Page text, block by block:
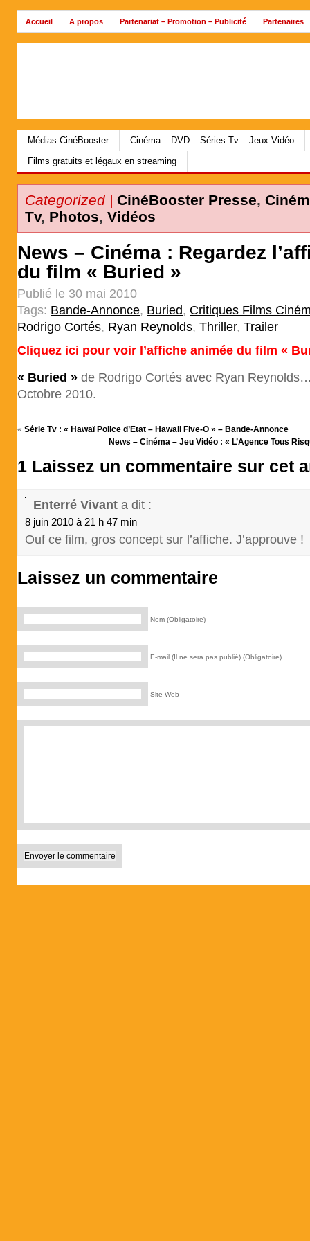
Accueil A propos Partenariat – Promotion – Publicité Partenaires
Médias CinéBooster
Cinéma – DVD – Séries Tv – Jeux Vidéo
Films gratuits et légaux en streaming
Categorized | CinéBooster Presse,
Tv, Photos, Vidéos
News – Cinéma : Regardez
du film « Buried »
Publié le 30 mai 2010
Tags: Bande-Annonce, Buried, Critiques Films
Rodrigo Cortés, Ryan Reynolds, Thriller, Trailer
Cliquez ici pour voir l’affiche animée du film «
« Buried » de Rodrigo Cortés avec Ryan
Octobre 2010.
« Série Tv : « Hawaï Police d’Etat – Hawaii Five-O » – Bande-Annonce
News – Cinéma – Jeu Vidéo : « L’Agence Tous
1 Laissez un commentaire sur cet
Enterré Vivant a dit :
8 juin 2010 à 21 h 47 min
Ouf ce film, gros concept sur l’affiche. J’approuve !
Laissez un commentaire
Nom (Obligatoire)
E-mail (Il ne sera pas publié) (Obligatoire)
Site Web